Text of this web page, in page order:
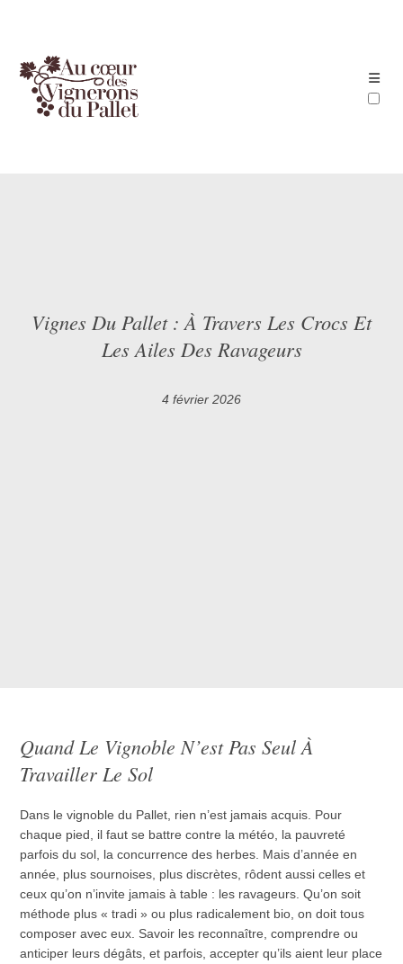
Vignes Du Pallet : À Travers Les Crocs Et
Les Ailes Des Ravageurs
4 février 2026
Quand Le Vignoble N’est Pas Seul À
Travailler Le Sol
Dans le vignoble du Pallet, rien n’est jamais acquis. Pour
chaque pied, il faut se battre contre la météo, la pauvreté
parfois du sol, la concurrence des herbes. Mais d’année en
année, plus sournoises, plus discrètes, rôdent aussi celles et
ceux qu’on n’invite jamais à table : les ravageurs. Qu’on soit
méthode plus « tradi » ou plus radicalement bio, on doit tous
composer avec eux. Savoir les reconnaître, comprendre ou
anticiper leurs dégâts, et parfois, accepter qu’ils aient leur place